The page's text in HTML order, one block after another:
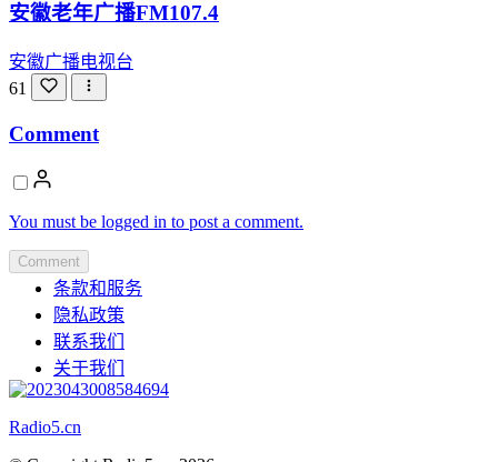
安徽老年广播FM107.4
安徽广播电视台
61
Comment
You must be logged in to post a comment.
Comment
条款和服务
隐私政策
联系我们
关于我们
Radio5.cn